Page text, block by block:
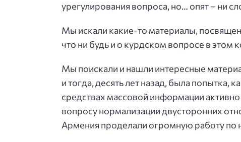
урегулирования вопроса, но… опят – ни
Мы искали какие-то материалы,
что ни будь и о курдском вопросе в этом
Мы поискали и нашли интересные
и тогда, десять лет назад, была попытка,
средствах массовой информации
вопросу нормализации двусторонних
Армения проделали огромную работу